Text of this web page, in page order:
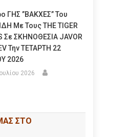
ΓΗΣ ”ΒΑΚΧΕΣ” Του
Με Τους THE TIGER
Σε ΣΚΗΝΟΘΕΣΙΑ JAVOR
Την ΤΕΤΑΡΤΗ 22
2026
2026
ΣΤΟ